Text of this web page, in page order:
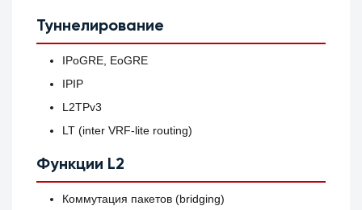
Туннелирование
IPoGRE, EoGRE
IPIP
L2TPv3
LT (inter VRF-lite routing)
Функции L2
Коммутация пакетов (bridging)